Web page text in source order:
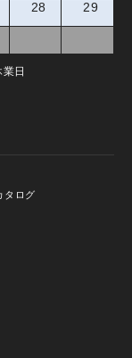
28 29
業日
タログ